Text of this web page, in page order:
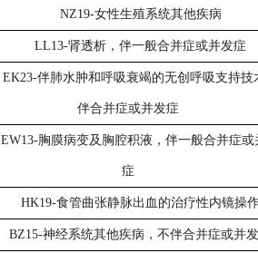
NZ19-女性生殖系统其他疾病
LL13-肾透析，伴一般合并症或并发症
EK23-伴肺水肿和呼吸衰竭的无创呼吸支持技
伴合并症或并发症
EW13-胸膜病变及胸腔积液，伴一般合并症或
症
HK19-食管曲张静脉出血的治疗性内镜操
BZ15-神经系统其他疾病，不伴合并症或并